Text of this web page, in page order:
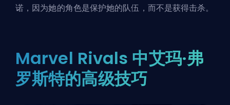
诺，因为她的角色是保护她的队伍，而不是获得击杀。
Marvel Rivals 中艾玛·弗
罗斯特的高级技巧